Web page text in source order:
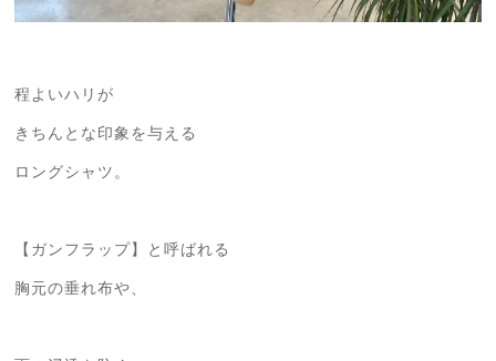
程よいハリが
きちんとな印象を与える
ロングシャツ。
【ガンフラップ】と呼ばれる
胸元の垂れ布や、